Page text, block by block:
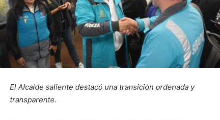
El Alcalde saliente destacó una transición ordenada y
transparente.